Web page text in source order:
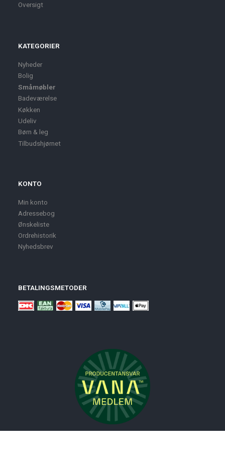
Oversigt
KATEGORIER
Nyheder
Bolig
Småmøbler
Badeværelse
Køkken
Udeliv
Børn & leg
Tilbudshjørnet
KONTO
Min konto
Adressebog
Ønskeliste
Ordrehistorik
Nyhedsbrev
BETALINGSMETODER